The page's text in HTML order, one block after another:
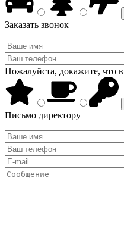
Заказать звонок
Пожалуйста, докажите, что
Письмо директору